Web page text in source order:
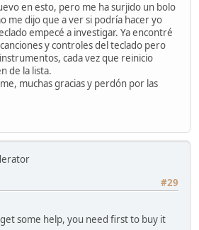
en esto, pero me ha surjido un bolo
me dijo que a ver si podría hacer yo
empecé a investigar. Ya encontré
y controles del teclado pero
cada vez que reinicio
de la lista.
muchas gracias y perdón por las
#29
some help, you need first to buy it